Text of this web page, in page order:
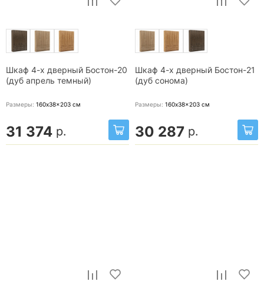
Шкаф 4-х дверный Бостон-20
(дуб апрель темный)
Размеры: 160x38x203 см
31 374 р.
Шкаф 4-х дверный Бостон-21
(дуб сонома)
Размеры: 160x38x203 см
30 287 р.